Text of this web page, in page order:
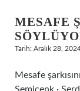
MESAFE
Tarih: Aralık 28,
Mesafe